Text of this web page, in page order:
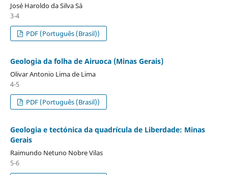
José Haroldo da Silva Sá
3-4
PDF (Português (Brasil))
Geologia da folha de Airuoca (Minas Gerais)
Olivar Antonio Lima de Lima
4-5
PDF (Português (Brasil))
Geologia e tectónica da quadrícula de Liberdade: Minas
Gerais
Raimundo Netuno Nobre Vilas
5-6